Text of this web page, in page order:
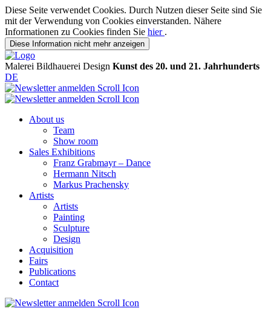
Diese Seite verwendet Cookies. Durch Nutzen dieser Seite sind Sie
mit der Verwendung von Cookies einverstanden. Nähere
Informationen zu Cookies finden Sie hier .
Diese Information nicht mehr anzeigen
Malerei Bildhauerei Design Kunst des 20. und 21. Jahrhunderts
DE
About us
Team
Show room
Sales Exhibitions
Franz Grabmayr – Dance
Hermann Nitsch
Markus Prachensky
Artists
Artists
Painting
Sculpture
Design
Acquisition
Fairs
Publications
Contact